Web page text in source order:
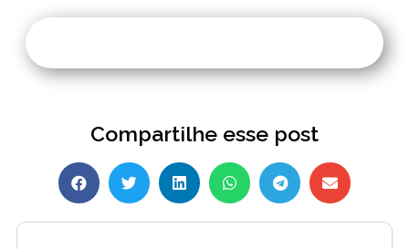
Compartilhe esse post